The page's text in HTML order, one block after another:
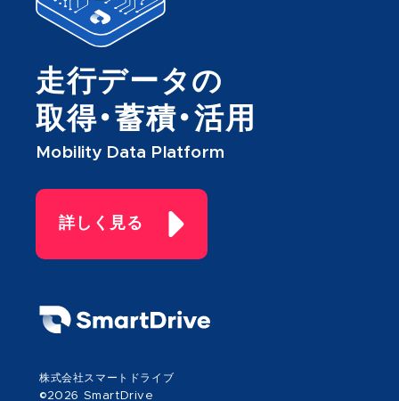
走行データの
取得・蓄積・活用
Mobility Data Platform
詳しく見る
株式会社スマートドライブ
©2026 SmartDrive